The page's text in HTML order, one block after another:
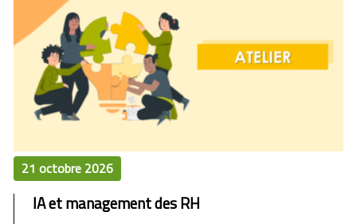
21 octobre 2026
IA et management des RH